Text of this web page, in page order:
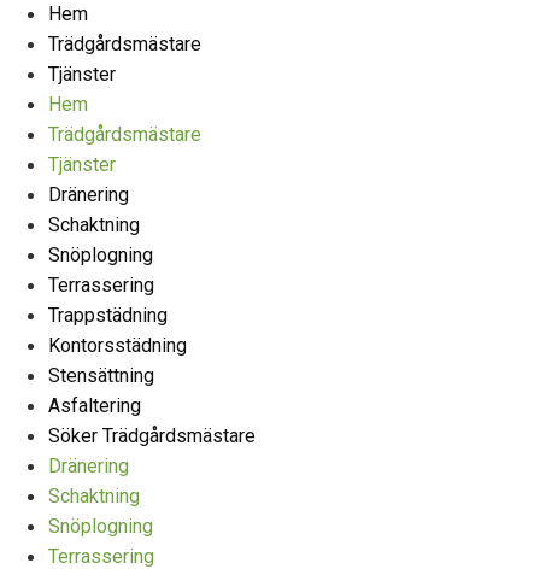
Hem
Trädgårdsmästare
Tjänster
Hem
Trädgårdsmästare
Tjänster
Dränering
Schaktning
Snöplogning
Terrassering
Trappstädning
Kontorsstädning
Stensättning
Asfaltering
Söker Trädgårdsmästare
Dränering
Schaktning
Snöplogning
Terrassering